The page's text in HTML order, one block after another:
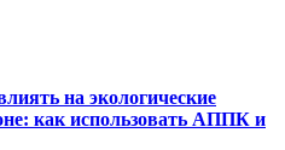
на экологические
как использовать АППК и